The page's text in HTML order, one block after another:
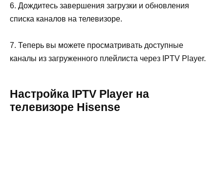
6. Дождитесь завершения загрузки и обновления
списка каналов на телевизоре.
7. Теперь вы можете просматривать доступные
каналы из загруженного плейлиста через IPTV Player.
Настройка IPTV Player на
телевизоре Hisense